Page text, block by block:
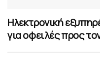
Ηλεκτρονική
για οφειλές προς